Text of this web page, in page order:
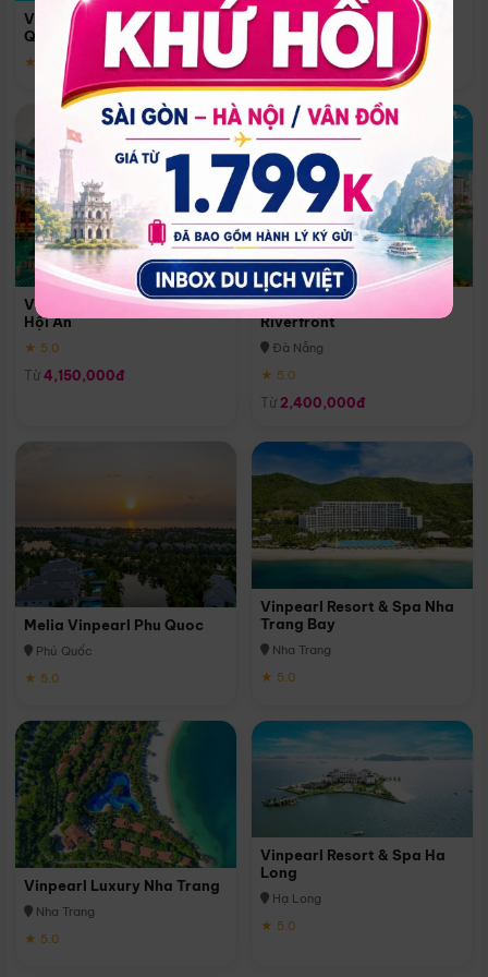
Vinpearl Resort & Spa Phu
Quoc
★ 5.0
Quoc
Phú Quốc
★ 5.0
Vinpearl Resort & Golf Nam
Hội An
★ 5.0
Từ 4,150,000đ
Melia Vinpearl Danang
Riverfront
Đà Nẵng
★ 5.0
Từ 2,400,000đ
Melia Vinpearl Phu Quoc
Phú Quốc
★ 5.0
Vinpearl Resort & Spa Nha
Trang Bay
Nha Trang
★ 5.0
Vinpearl Luxury Nha Trang
Nha Trang
★ 5.0
Vinpearl Resort & Spa Ha
Long
Hạ Long
★ 5.0